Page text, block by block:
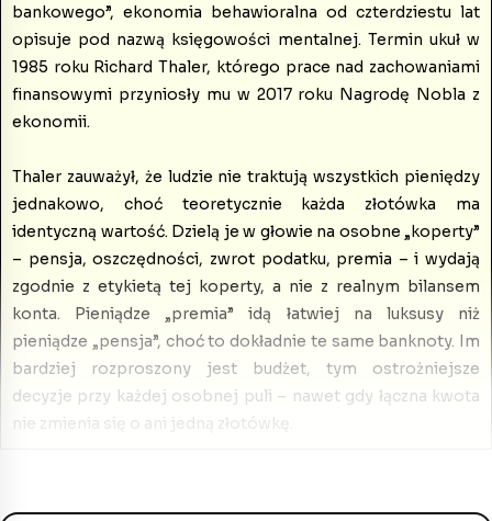
bankowego”, ekonomia behawioralna od czterdziestu lat
opisuje pod nazwą księgowości mentalnej. Termin ukuł w
1985 roku Richard Thaler, którego prace nad zachowaniami
finansowymi przyniosły mu w 2017 roku Nagrodę Nobla z
ekonomii.
Thaler zauważył, że ludzie nie traktują wszystkich pieniędzy
jednakowo, choć teoretycznie każda złotówka ma
identyczną wartość. Dzielą je w głowie na osobne „koperty”
– pensja, oszczędności, zwrot podatku, premia – i wydają
zgodnie z etykietą tej koperty, a nie z realnym bilansem
konta. Pieniądze „premia” idą łatwiej na luksusy niż
pieniądze „pensja”, choć to dokładnie te same banknoty. Im
bardziej rozproszony jest budżet, tym ostrożniejsze
decyzje przy każdej osobnej puli – nawet gdy łączna kwota
nie zmienia się o ani jedną złotówkę.